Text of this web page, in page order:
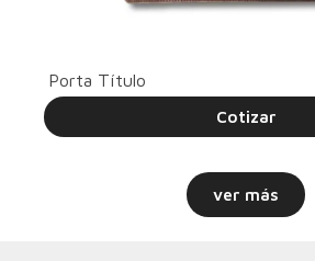
Porta Título
Cotizar
ver más